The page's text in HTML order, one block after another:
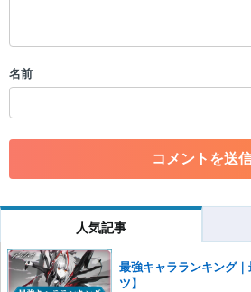
・一度削除された投稿を再び投稿する
・アカウントの売買など金銭が絡む内
・各ゲームのネタバレを含む内容の投
・その他、管理者が不適切と判断した
だけますでしょうか。
※投稿内容
せていただきます。ご了承ください。
※一度削除したコメントは復元ができ
名前
人気記事
最強キャラランキング
ツ】